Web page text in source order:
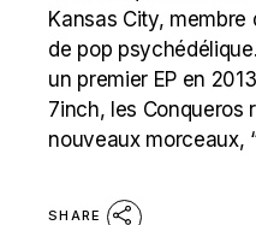
Kansas City,
de pop
un premier EP en
7inch, les Conqueros
nouveaux morceaux,
SHARE